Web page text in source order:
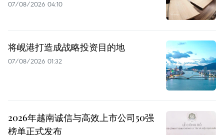
07/08/2026 04:10
将岘港打造成战略投资目的地
07/08/2026 01:32
2026年越南诚信与高效上市公司50强
榜单正式发布